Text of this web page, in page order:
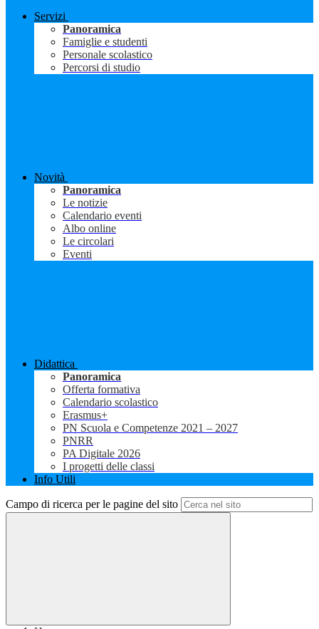
Servizi
Panoramica
Famiglie e studenti
Personale scolastico
Percorsi di studio
Novità
Panoramica
Le notizie
Calendario eventi
Albo online
Le circolari
Eventi
Didattica
Panoramica
Offerta formativa
Calendario scolastico
Erasmus+
PN Scuola e Competenze 2021 – 2027
PNRR
PA Digitale 2026
I progetti delle classi
Info Utili
Campo di ricerca per le pagine del sito